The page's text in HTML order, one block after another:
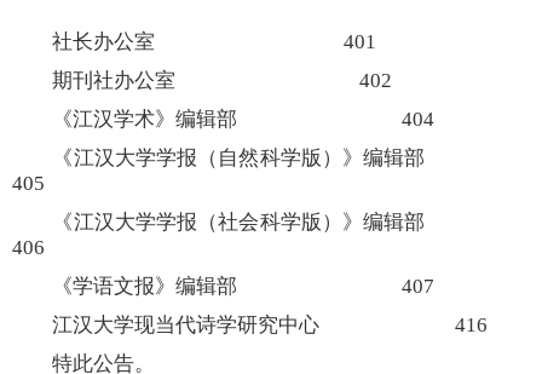
社长办公室 401
期刊社办公室 402
《江汉学术》编辑部 404
《江汉大学学报（自然科学版）》编辑部
405
《江汉大学学报（社会科学版）》编辑部
406
《学语文报》编辑部 407
江汉大学现当代诗学研究中心
416
特此公告。